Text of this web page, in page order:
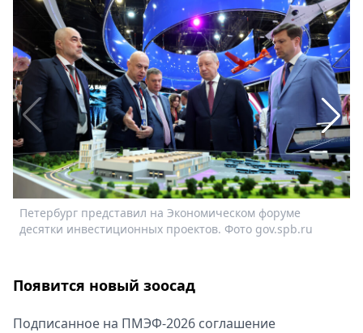
релизы
О
Metro
Стримы
Спецпроекты
Звезды
Выборы
2026
Скачай
Metro
Петербург представил на Экономическом форуме
десятки инвестиционных проектов. Фото gov.spb.ru
Появится новый зоосад
Подписанное на ПМЭФ-2026 соглашение